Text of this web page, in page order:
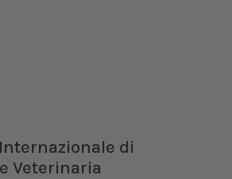
di
Veterinaria